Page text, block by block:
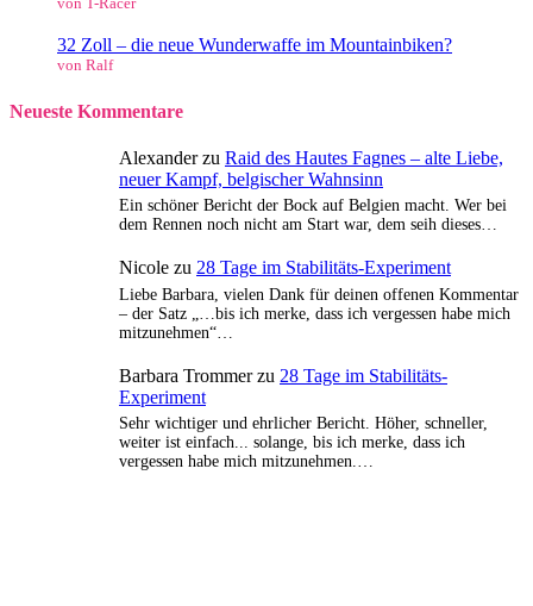
32 Zoll – die neue Wunderwaffe im Mountainbiken?
von Ralf
Neueste Kommentare
Alexanderzu Raid des Hautes Fagnes – alte Liebe,
neuer Kampf, belgischer Wahnsinn
Ein schöner Bericht der Bock auf Belgien macht. Wer bei
dem Rennen noch nicht am Start war, dem seih dieses…
Nicole zu 28 Tage im Stabilitäts-Experiment
Liebe Barbara, vielen Dank für deinen offenen Kommentar
– der Satz „…bis ich merke, dass ich vergessen habe mich
mitzunehmen“…
Barbara Trommerzu 28 Tage im Stabilitäts-
Experiment
Sehr wichtiger und ehrlicher Bericht. Höher, schneller,
weiter ist einfach... solange, bis ich merke, dass ich
vergessen habe mich mitzunehmen.…